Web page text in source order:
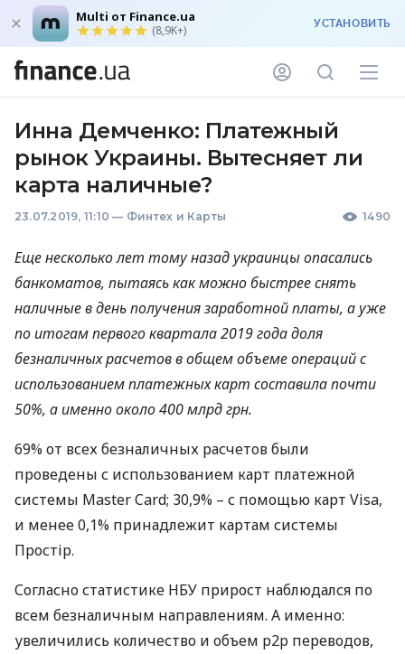
Multi от Finance.ua
(8,9K+) УСТАНОВИТЬ
Инна Демченко: Платежный
рынок Украины. Вытесняет ли
карта наличные?
23.07.2019, 11:10 — Финтех и Карты 1490
Еще несколько лет тому назад украинцы опасались
банкоматов, пытаясь как можно быстрее снять
наличные в день получения заработной платы, а уже
по итогам первого квартала 2019 года доля
безналичных расчетов в общем объеме операций с
использованием платежных карт составила почти
50%, а именно около 400 млрд грн.
69% от всех безналичных расчетов были
проведены ​​с использованием карт платежной
системы Master Card; 30,9% – с помощью карт Visa,
и менее 0,1% принадлежит картам системы
Простір.
Согласно статистике НБУ прирост наблюдался по
всем безналичным направлениям. А именно:
увеличились количество и объем p2p переводов,